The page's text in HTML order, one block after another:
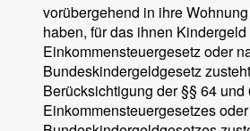
vorübergehend in ihre
haben, für das ihnen
Einkommensteuergesetz oder
Bundeskindergeldgesetz
Berücksichtigung der §§ 64 und
Einkommensteuergesetzes